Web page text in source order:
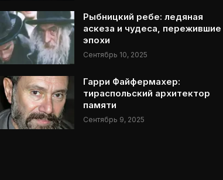
Рыбницкий ребе: ледяная
аскеза и чудеса, пережившие
эпохи
Сентябрь 10, 2025
Гарри Файфермахер:
тираспольский архитектор
памяти
Сентябрь 9, 2025